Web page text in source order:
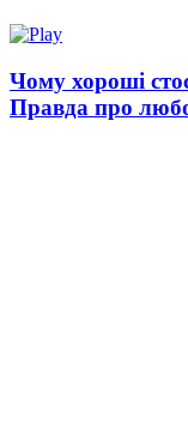
Чому хороші
Правда про